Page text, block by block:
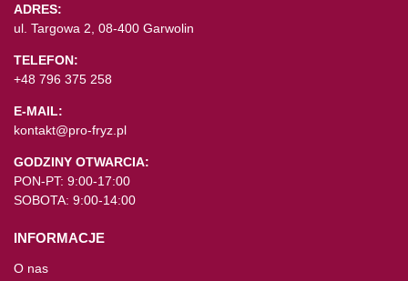
ADRES:
ul. Targowa 2, 08-400 Garwolin
TELEFON:
+48 796 375 258
E-MAIL:
kontakt@pro-fryz.pl
GODZINY OTWARCIA:
PON-PT: 9:00-17:00
SOBOTA: 9:00-14:00
INFORMACJE
O nas